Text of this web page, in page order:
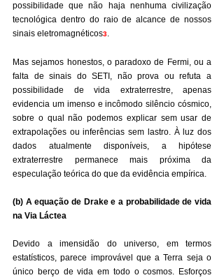
possibilidade que não haja nenhuma civilização
tecnológica dentro do raio de alcance de nossos
sinais eletromagnéticos3.
Mas sejamos honestos, o paradoxo de Fermi, ou a
falta de sinais do SETI, não prova ou refuta a
possibilidade de vida extraterrestre, apenas
evidencia um imenso e incômodo silêncio cósmico,
sobre o qual não podemos explicar sem usar de
extrapolações ou inferências sem lastro. À luz dos
dados atualmente disponíveis, a hipótese
extraterrestre permanece mais próxima da
especulação teórica do que da evidência empírica.
(b) A equação de Drake e a probabilidade de vida
na Via Láctea
Devido a imensidão do universo, em termos
estatísticos, parece improvável que a Terra seja o
único berço de vida em todo o cosmos. Esforços